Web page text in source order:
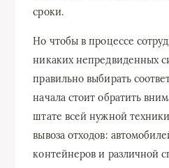
сроки.
Но чтобы в процессе
никаких непредвиденных
правильно выбирать
начала стоит обратить
штате всей нужной
вывоза отходов:
контейнеров и различной